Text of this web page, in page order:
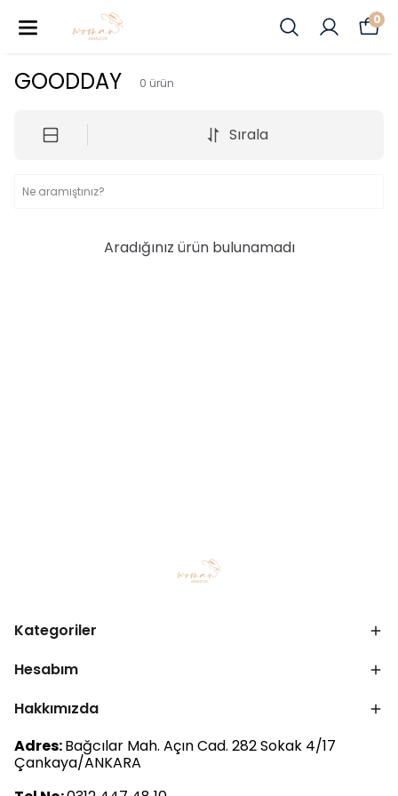
0
GOODDAY 0 ürün
Sırala
Aradığınız ürün bulunamadı
Kategoriler
Hesabım
Hakkımızda
Adres:Bağcılar Mah. Açın Cad. 282 Sokak 4/17
Çankaya/ANKARA